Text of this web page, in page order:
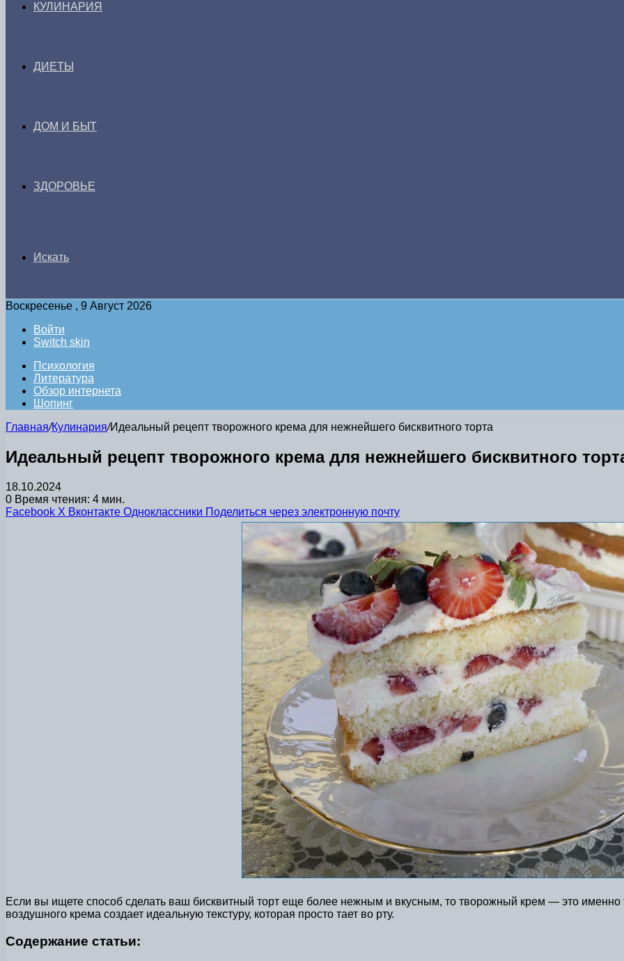
КУЛИНАРИЯ
ДИЕТЫ
ДОМ И БЫТ
ЗДОРОВЬЕ
Искать
Воскресенье , 9 Август 2026
Войти
Switch skin
Психология
Литература
Обзор интернета
Шопинг
Главная/Кулинария/Идеальный рецепт творожного крема для нежнейшего бисквитного торта
Идеальный рецепт творожного крема для нежнейшего бисквитного
18.10.2024
0 Время чтения: 4 мин.
Facebook X Вконтакте Одноклассники Поделиться через электронную почту
Если вы ищете способ сделать ваш бисквитный торт еще более нежным и вкусным, то творожный крем — это именно
воздушного крема создает идеальную текстуру, которая просто тает во рту.
Содержание статьи: